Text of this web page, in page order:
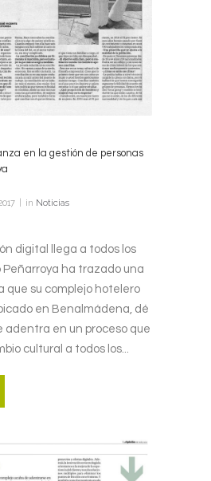
en la gestión de personas
in Noticias
digital llega a todos los
Peñarroya ha trazado una
que su complejo hotelero
en Benalmádena, dé
adentra en un proceso que
cultural a todos los...